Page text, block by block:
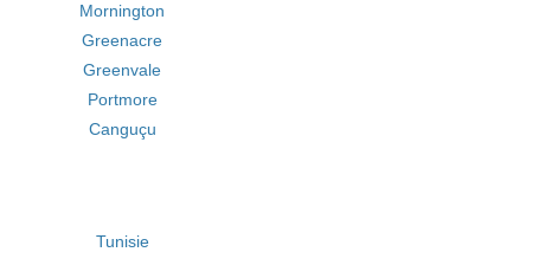
Mornington
Greenacre
Greenvale
Portmore
Canguçu
Tunisie